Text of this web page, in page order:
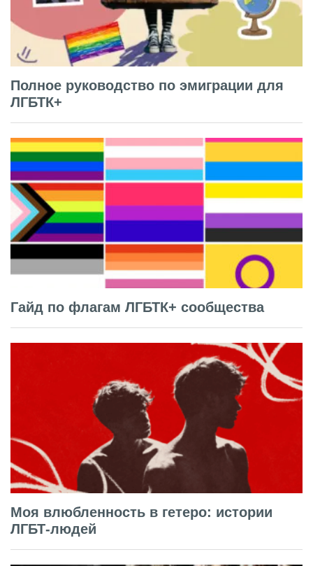
Полное руководство по эмиграции для
ЛГБТК+
Гайд по флагам ЛГБТК+ сообщества
Моя влюбленность в гетеро: истории
ЛГБТ-людей